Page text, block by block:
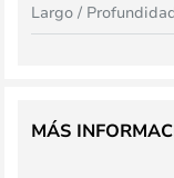
Largo /
MÁS